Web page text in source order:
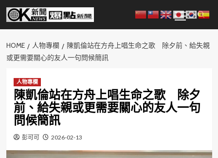
Skip
content
Menu
HOME 人物專欄
陳凱倫站在方舟上唱生命之歌 除夕前、給失親
或更需要關心的友人一句問候簡訊
人物專欄
陳凱倫站在方舟上唱生命之歌 除夕
前、給失親或更需要關心的友人一句
問候簡訊
彭可可 2026-02-13